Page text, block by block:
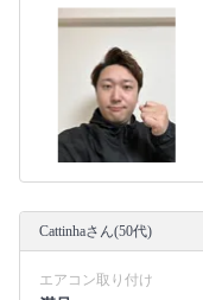
Cattinhaさん(50代)
エアコン取り付け